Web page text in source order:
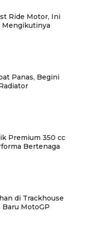
Ride Motor, Ini
Mengikutinya
Panas, Begini
Premium 350 cc
Bertenaga
di Trackhouse
Baru MotoGP